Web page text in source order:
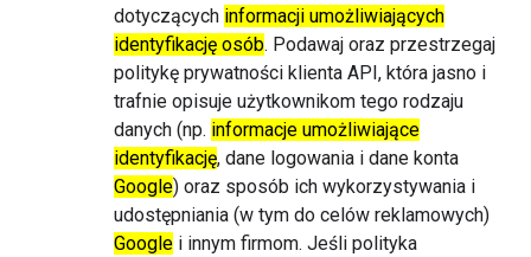
dotyczących informacji umożliwiających
identyfikację osób. Podawaj oraz przestrzegaj
politykę prywatności klienta API, która jasno i
trafnie opisuje użytkownikom tego rodzaju
danych (np. informacje umożliwiające
identyfikację, dane logowania i dane konta
Google) oraz sposób ich wykorzystywania i
udostępniania (w tym do celów reklamowych)
Google i innym firmom. Jeśli polityka